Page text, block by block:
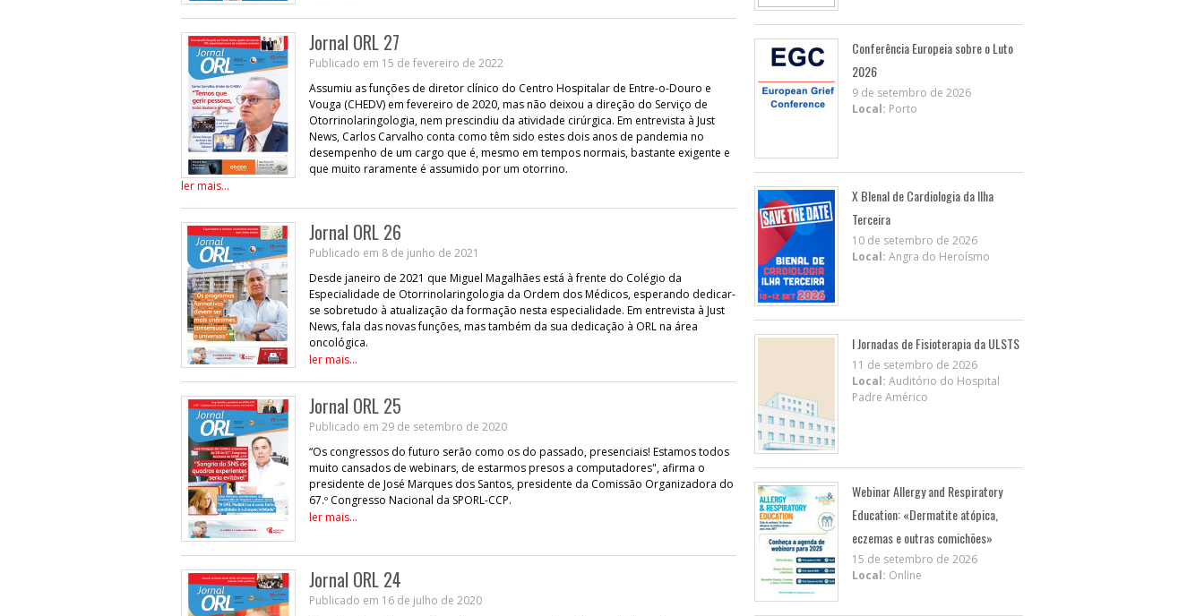
Jornal ORL 27
Publicado em 15 de fevereiro de 2022
Assumiu as funções de diretor clínico do Centro Hospitalar de Entre-o-Douro e
Vouga (CHEDV) em fevereiro de 2020, mas não deixou a direção do Serviço de
Otorrinolaringologia, nem prescindiu da atividade cirúrgica. Em entrevista à Just
News, Carlos Carvalho conta como têm sido estes dois anos de pandemia no
desempenho de um cargo que é, mesmo em tempos normais, bastante exigente e
que muito raramente é assumido por um otorrino.
ler mais...
Jornal ORL 26
Publicado em 8 de junho de 2021
Desde janeiro de 2021 que Miguel Magalhães está à frente do Colégio da
Especialidade de Otorrinolaringologia da Ordem dos Médicos, esperando dedicar-
se sobretudo à atualização da formação nesta especialidade. Em entrevista à Just
News, fala das novas funções, mas também da sua dedicação à ORL na área
oncológica.
ler mais...
Jornal ORL 25
Publicado em 29 de setembro de 2020
“Os congressos do futuro serão como os do passado, presenciais! Estamos todos
muito cansados de webinars, de estarmos presos a computadores", afirma o
presidente de José Marques dos Santos, presidente da Comissão Organizadora do
67.º Congresso Nacional da SPORL-CCP.
ler mais...
Jornal ORL 24
Publicado em 16 de julho de 2020
Conferência Europeia sobre o Luto
2026
9 de setembro de 2026
Local: Porto
X BIenal de Cardiologia da Ilha
Terceira
10 de setembro de 2026
Local: Angra do Heroísmo
I Jornadas de Fisioterapia da ULSTS
11 de setembro de 2026
Local: Auditório do Hospital
Padre Américo
Webinar Allergy and Respiratory
Education: «Dermatite atópica,
eczemas e outras comichões»
15 de setembro de 2026
Local: Online